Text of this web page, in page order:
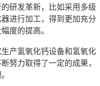
研发革新，比如采用多级
进行加工，得到更加充分
度的提高。
产氢氧化钙设备和氢氧化
努力取得了一定的成果，